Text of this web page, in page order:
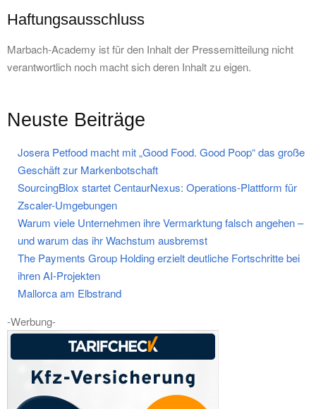
Haftungsausschluss
Marbach-Academy ist für den Inhalt der Pressemitteilung nicht
verantwortlich noch macht sich deren Inhalt zu eigen.
Neuste Beiträge
Josera Petfood macht mit „Good Food. Good Poop“ das große
Geschäft zur Markenbotschaft
SourcingBlox startet CentaurNexus: Operations-Plattform für
Zscaler-Umgebungen
Warum viele Unternehmen ihre Vermarktung falsch angehen –
und warum das ihr Wachstum ausbremst
The Payments Group Holding erzielt deutliche Fortschritte bei
ihren AI-Projekten
Mallorca am Elbstrand
-Werbung-